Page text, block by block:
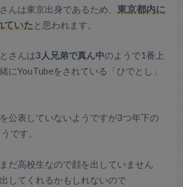
んは東京出身であるため、 東京都内に
ていたと思われます。
さんは3人兄弟で真ん中のようで1番上
にYouTubeをされている「ひでとし」
公表していないようですが3つ年下の
です。
だ高校生なので顔を出していません
してくれるかもしれないので